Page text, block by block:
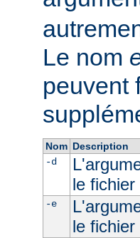
Le nom
peuvent
Nom Description
-d
le
-e
le